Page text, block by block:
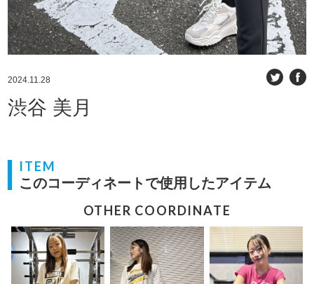
2024.11.28
渋谷 美月
ITEM
このコーディネートで使用したアイテム
OTHER COORDINATE